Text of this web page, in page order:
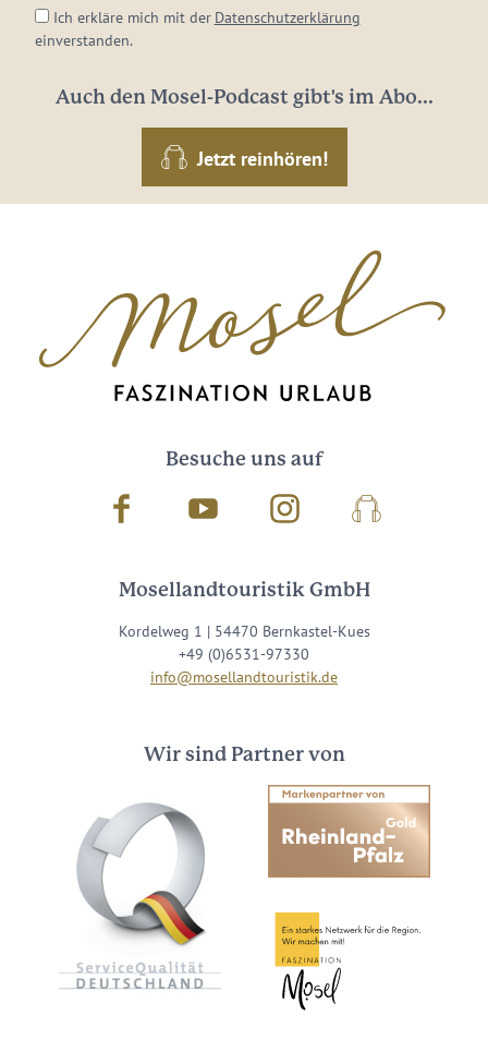
Ich erkläre mich mit der Datenschutzerklärung
einverstanden.
Auch den Mosel-Podcast gibt's im Abo...
Jetzt reinhören!
Besuche uns auf
Facebook Youtube InstagramPodcast
Mosellandtouristik GmbH
Kordelweg 1 | 54470 Bernkastel-Kues
+49 (0)6531-97330
info@mosellandtouristik.de
Wir sind Partner von